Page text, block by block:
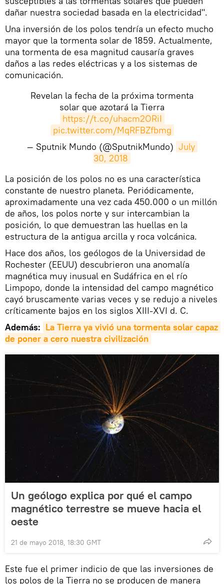
dañar nuestra sociedad basada en la electricidad".
Una inversión de los polos tendría un efecto mucho
mayor que la tormenta solar de 1859. Actualmente,
una tormenta de esa magnitud causaría graves
daños a las redes eléctricas y a los sistemas de
comunicación.
Revelan la fecha de la próxima tormenta
solar que azotará la Tierra
https://t.co/uhacm2ORiI
pic.twitter.com/MqRFBZfbmg
— Sputnik Mundo (@SputnikMundo) July
30, 2018
La posición de los polos no es una característica
constante de nuestro planeta. Periódicamente,
aproximadamente una vez cada 450.000 o un millón
de años, los polos norte y sur intercambian la
posición, lo que demuestran las huellas en la
estructura de la antigua arcilla y roca volcánica.
Hace dos años, los geólogos de la Universidad de
Rochester (EEUU) descubrieron una anomalía
magnética muy inusual en Sudáfrica en el río
Limpopo, donde la intensidad del campo magnético
cayó bruscamente varias veces y se redujo a niveles
críticamente bajos en los siglos XIII-XVI d. C.
Además: La Tierra ya vivió una tormenta solar capaz
de poner a cero nuestra civilización
Un geólogo explica por qué el campo
magnético terrestre se mueve hacia el
oeste
21 de mayo 2018, 18:30 GMT
Este fue el primer indicio de que las inversiones de
los polos de la Tierra no se producen de manera